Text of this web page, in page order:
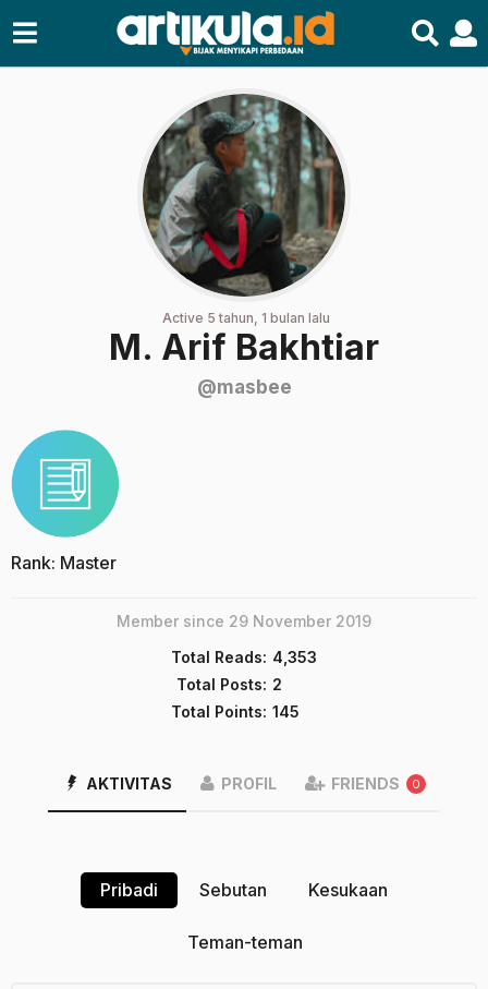
Active 5 tahun, 1 bulan lalu
M. Arif Bakhtiar
@masbee
Rank: Master
Member since 29 November 2019
Total Reads: 4,353
Total Posts: 2
Total Points: 145
AKTIVITAS PROFIL FRIENDS 0
Pribadi Sebutan Kesukaan
Teman-teman